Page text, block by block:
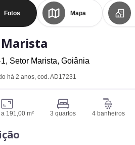
Fotos Mapa
Setor Marista, Goiânia
há 2 anos, cod. AD17231
191,00 m² 3 quartos 4 banheiros